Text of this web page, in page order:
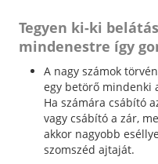
Tegyen ki-ki
mindenestre így
A nagy számok
egy betörő mindenki
Ha számára csábító
vagy csábító a zár,
akkor nagyobb
szomszéd ajtaját.